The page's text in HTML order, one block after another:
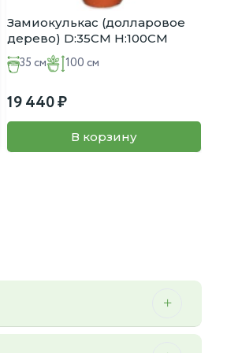
Замиокулькас (долларовое
дерево) D:35CM H:100CM
35 см 100 см
19 440
В корзину